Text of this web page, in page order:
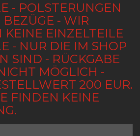
- POLSTERUNGEN
- WIR
KEINE EINZELTEILE
- NUR DIE IM SHOP
SIND - RÜCKGABE
MÖGLICH -
200 EUR.
FINDEN KEINE